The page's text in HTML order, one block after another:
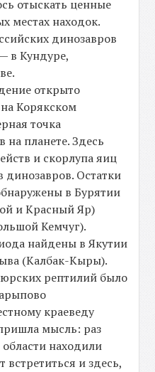
отыскать ценные
местах находок.
динозавров
в Кундуре,
открыто
Корякском
точка
на планете. Здесь
и скорлупа яиц
Остатки
в Бурятии
и Красный Яр)
Кемчуг).
найдены в Якутии
(Калбак-Кыры).
рептилий было
краеведу
мысль: раз
находили
встретиться и здесь,